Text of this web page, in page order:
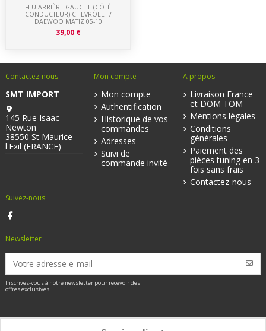
FEU ARRIÈRE GAUCHE (CÔTÉ
CONDUCTEUR) CHEVROLET /
DAEWOO MATIZ 05-10
39,00 €
Contactez-nous
SMT IMPORT
145 Rue Isaac
Newton
38550 St Maurice
l'Exil (FRANCE)
Mon compte
Mon compte
Authentification
Historique de vos
commandes
Adresses
Suivi de
commande invité
A propos
Livraison France
et DOM TOM
Mentions légales
Conditions
générales
Paiement des
pièces tuning en 3
fois sans frais
Contactez-nous
Suivez-nous
Newsletter
Inscrivez-vous à notre newsletter pour recevoir des
offres exclusives.